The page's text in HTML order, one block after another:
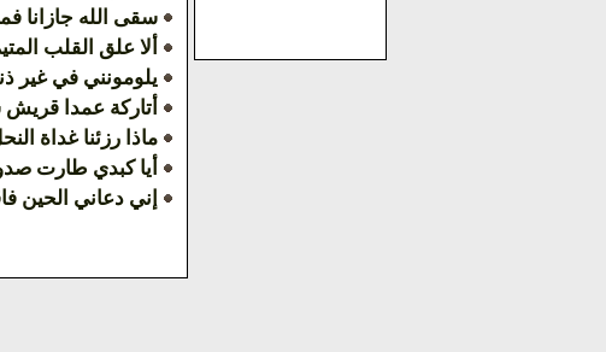
سقى الله جازانا
ألا علق القلب
يلومونني في غير
أتاركة عمدا قريش
ماذا رزئنا غداة
أيا كبدي طارت
إني دعاني الحين